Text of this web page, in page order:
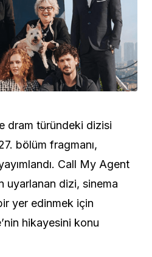
dram türündeki dizisi
27. bölüm fragmanı,
Call My Agent
uyarlanan dizi, sinema
yer edinmek için
hikayesini konu